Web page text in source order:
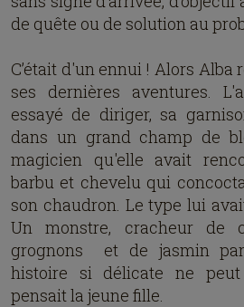
de quête ou de solution au
C’était d'un ennui ! Alors Alba
ses dernières aventures.
essayé de diriger, sa
dans un grand champ de
magicien qu'elle avait
barbu et chevelu qui
son chaudron. Le type lui
Un monstre, cracheur de
grognons et de jasmin
histoire si délicate ne
pensait la jeune fille.